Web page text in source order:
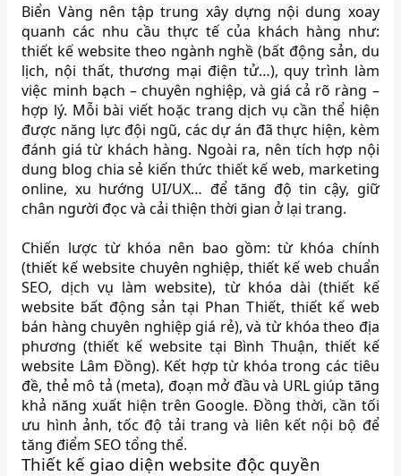
Biển Vàng nên tập trung xây dựng nội dung xoay
quanh các nhu cầu thực tế của khách hàng như:
thiết kế website theo ngành nghề (bất động sản, du
lịch, nội thất, thương mại điện tử…), quy trình làm
việc minh bạch – chuyên nghiệp, và giá cả rõ ràng –
hợp lý. Mỗi bài viết hoặc trang dịch vụ cần thể hiện
được năng lực đội ngũ, các dự án đã thực hiện, kèm
đánh giá từ khách hàng. Ngoài ra, nên tích hợp nội
dung blog chia sẻ kiến thức thiết kế web, marketing
online, xu hướng UI/UX… để tăng độ tin cậy, giữ
chân người đọc và cải thiện thời gian ở lại trang.
Chiến lược từ khóa nên bao gồm: từ khóa chính
(thiết kế website chuyên nghiệp, thiết kế web chuẩn
SEO, dịch vụ làm website), từ khóa dài (thiết kế
website bất động sản tại Phan Thiết, thiết kế web
bán hàng chuyên nghiệp giá rẻ), và từ khóa theo địa
phương (thiết kế website tại Bình Thuận, thiết kế
website Lâm Đồng). Kết hợp từ khóa trong các tiêu
đề, thẻ mô tả (meta), đoạn mở đầu và URL giúp tăng
khả năng xuất hiện trên Google. Đồng thời, cần tối
ưu hình ảnh, tốc độ tải trang và liên kết nội bộ để
tăng điểm SEO tổng thể.
Thiết kế giao diện website độc quyền